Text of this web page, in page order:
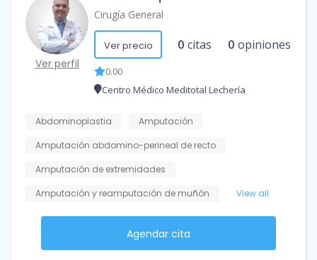
Ver perfil
Cirugía General
Ver precio 0 citas 0 opiniones
0.00
Centro Médico Meditotal Lechería
Abdominoplastia
Amputación
Amputación abdomino-perineal de recto
Amputación de extremidades
Amputación y reamputación de muñón
View all
Agendar cita